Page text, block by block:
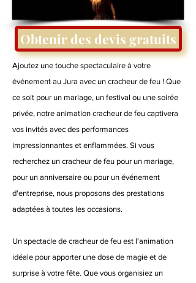
Obtenir des devis gratuits
Ajoutez une touche spectaculaire à votre
événement au Jura avec un cracheur de feu ! Que
ce soit pour un mariage, un festival ou une soirée
privée, notre animation cracheur de feu captivera
vos invités avec des performances
impressionnantes et enflammées. Si vous
recherchez un cracheur de feu pour un mariage,
pour un anniversaire ou pour un événement
d'entreprise, nous proposons des prestations
adaptées à toutes les occasions.
Un spectacle de cracheur de feu est l'animation
idéale pour apporter une dose de magie et de
surprise à votre fête. Que vous organisiez un